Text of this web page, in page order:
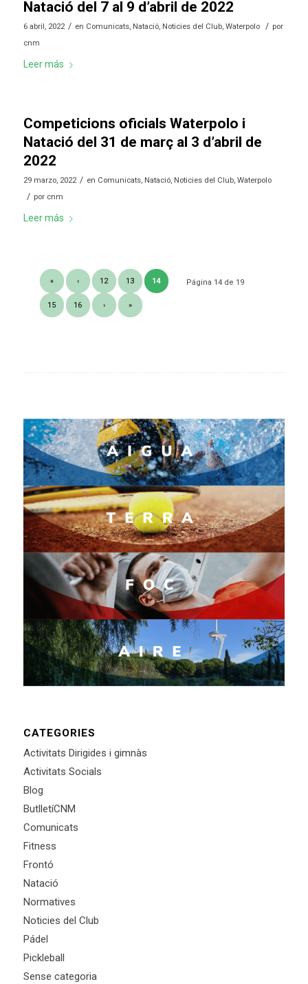
Natació del 7 al 9 d’abril de 2022
6 abril, 2022 / en Comunicats, Natació, Noticies del Club, Waterpolo / por
cnm
Leer más
Competicions oficials Waterpolo i
Natació del 31 de març al 3 d’abril de
2022
29 marzo, 2022 / en Comunicats, Natació, Noticies del Club, Waterpolo
/ por cnm
Leer más
Página 14 de 19
« ‹ 12 13 14
15 16 › »
CATEGORIES
Activitats Dirigides i gimnàs
Activitats Socials
Blog
ButlletíCNM
Comunicats
Fitness
Frontó
Natació
Normatives
Noticies del Club
Pádel
Pickleball
Sense categoria